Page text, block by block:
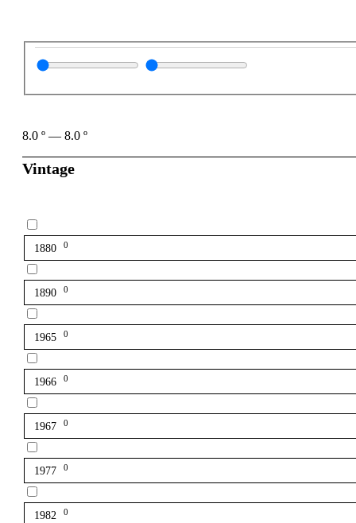
8.0 º — 8.0 º
Vintage
1880 0
1890 0
1965 0
1966 0
1967 0
1977 0
1982 0